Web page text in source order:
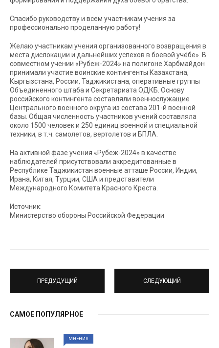
Спасибо руководству и всем участникам учения за
профессионально проделанную работу!
Желаю участникам учения организованного возвращения в
места дислокации и дальнейших успехов в боевой учёбе». В
совместном учении «Рубеж-2024» на полигоне Харбмайдон
принимали участие воинские контингенты Казахстана,
Кыргызстана, России, Таджикистана, оперативные группы
Объединенного штаба и Секретариата ОДКБ. Основу
российского контингента составляли военнослужащие
Центрального военного округа из состава 201-й военной
базы. Общая численность участников учений составляла
около 1500 человек и 250 единиц военной и специальной
техники, в т.ч. самолетов, вертолетов и БПЛА.
На активной фазе учения «Рубеж-2024» в качестве
наблюдателей присутствовали аккредитованные в
Республике Таджикистан военные атташе России, Индии,
Ирана, Китая, Турции, США и представители
Международного Комитета Красного Креста.
Источник:
Министерство обороны Российской Федерации
ПРЕДУДУЩИЙ СЛЕДУЮЩИЙ
САМОЕ ПОПУЛЯРНОЕ
МНЕНИЯ